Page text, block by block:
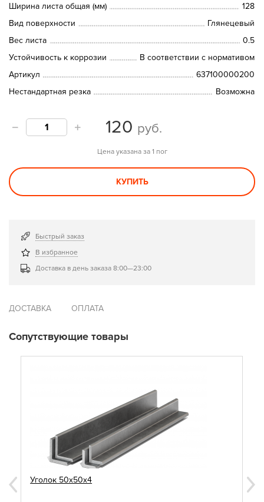
Ширина листа общая (мм)
128
Вид поверхности
Глянецевый
Вес листа
0.5
Устойчивость к коррозии
В соответствии с нормативом
Артикул
637100000200
Нестандартная резка
Возможна
120 руб.
Цена указана за 1 пог
КУПИТЬ
Быстрый заказ
В избранное
Доставка в день заказа 8:00—23:00
ДОСТАВКА ОПЛАТА
Сопутствующие товары
Уголок 50х50х4